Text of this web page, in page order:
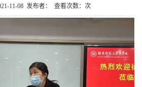
11-08 发布者： 查看次数：次